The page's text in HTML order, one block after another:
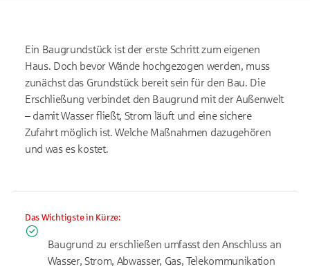
Ein Baugrundstück ist der erste Schritt zum eigenen
Haus. Doch bevor Wände hochgezogen werden, muss
zunächst das Grundstück bereit sein für den Bau. Die
Erschließung verbindet den Baugrund mit der Außenwelt
– damit Wasser fließt, Strom läuft und eine sichere
Zufahrt möglich ist. Welche Maßnahmen dazugehören
und was es kostet.
Das Wichtigste in Kürze:
Baugrund zu erschließen umfasst den Anschluss an
Wasser, Strom, Abwasser, Gas, Telekommunikation